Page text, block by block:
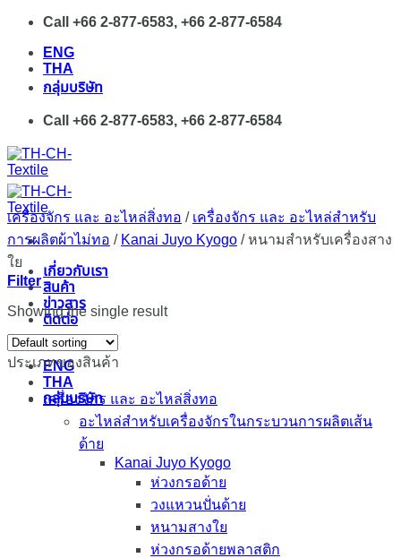
Skip
content
Call +66 2-877-6583, +66 2-877-6584
ENG
THA
กลุ่มบริษัท
Call +66 2-877-6583, +66 2-877-6584
เกี่ยวกับเรา
สินค้า
ข่าวสาร
ติดต่อ
ENG
THA
กลุ่มบริษัท
เครื่องจักร และ อะไหล่สิ่งทอ / เครื่องจักร และ อะไหล่สำหรับ
การผลิตผ้าไม่ทอ / Kanai Juyo Kyogo /หนามสำหรับเครื่องสาง
ใย
Filter
Showing the single result
ประเภทของสินค้า
เครื่องจักร และ อะไหล่สิ่งทอ
อะไหล่สำหรับเครื่องจักรในกระบวนการผลิตเส้น
ด้าย
Kanai Juyo Kyogo
ห่วงกรอด้าย
วงแหวนปั่นด้าย
หนามสางใย
ห่วงกรอด้ายพลาสติก